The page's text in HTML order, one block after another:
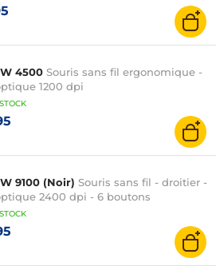
4500 Souris sans fil ergonomique -
1200 dpi
STOCK
9100 (Noir) Souris sans fil - droitier -
2400 dpi - 6 boutons
STOCK